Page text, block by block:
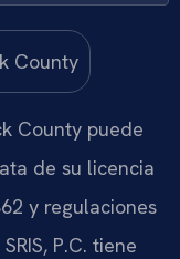
County puede
de su licencia
y regulaciones
P.C. tiene